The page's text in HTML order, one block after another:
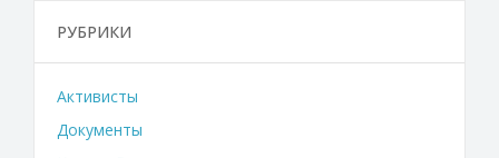
РУБРИКИ
Активисты
Документы